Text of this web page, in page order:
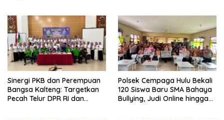
Sinergi PKB dan Perempuan
Bangsa Kalteng: Targetkan
Pecah Telur DPR RI dan
Polsek Cempaga Hulu Bekali
120 Siswa Baru SMA Bahaya
Bullying, Judi Online hingga